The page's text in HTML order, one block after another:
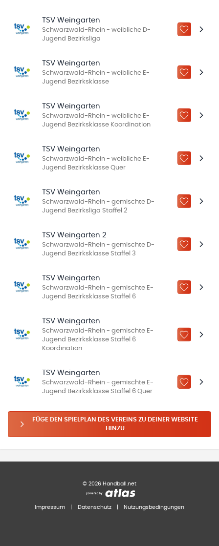
TSV Weingarten
Schwarzwald-Rhein - weibliche D-
Jugend Bezirksliga
ZU „MEINE
TSV Weingarten
Schwarzwald-Rhein - weibliche E-
Jugend Bezirksklasse
ZU „MEINE
TSV Weingarten
Schwarzwald-Rhein - weibliche E-
Jugend Bezirksklasse Koordination
ZU „MEINE
TSV Weingarten
Schwarzwald-Rhein - weibliche E-
Jugend Bezirksklasse Quer
ZU „MEINE
TSV Weingarten
Schwarzwald-Rhein - gemischte D-
Jugend Bezirksliga Staffel 2
ZU „MEINE
TSV Weingarten 2
Schwarzwald-Rhein - gemischte D-
Jugend Bezirksklasse Staffel 3
ZU „MEINE
TSV Weingarten
Schwarzwald-Rhein - gemischte E-
Jugend Bezirksklasse Staffel 6
ZU „MEINE
TSV Weingarten
Schwarzwald-Rhein - gemischte E-
Jugend Bezirksklasse Staffel 6
Koordination
ZU „MEINE
TSV Weingarten
Schwarzwald-Rhein - gemischte E-
Jugend Bezirksklasse Staffel 6 Quer
ZU „MEINE
FÜGE DEN SPIELPLAN DES VEREINS ZU DEINER WEBSITE
HINZU
© 2026 Handball.net
Impressum Datenschutz Nutzungsbedingungen